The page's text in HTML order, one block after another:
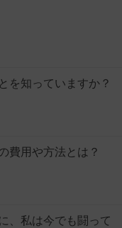
を知っていますか？
費用や方法とは？
、私は今でも闘って